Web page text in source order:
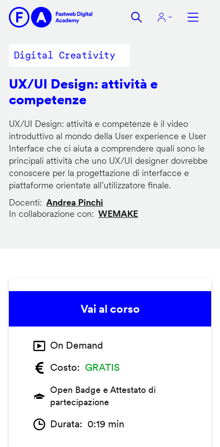
contenuto
Digital Creativity
UX/UI Design: attività e
competenze
UX/UI Design: attività e competenze è il video
introduttivo al mondo della User experience e User
Interface che ci aiuta a comprendere quali sono le
principali attività che uno UX/UI designer dovrebbe
conoscere per la progettazione di interfacce e
piattaforme orientate all’utilizzatore finale.
Docenti
Andrea Pinchi
In collaborazione con
WEMAKE
Vai al corso
On Demand
Costo
GRATIS
Open Badge e Attestato di
partecipazione
Durata 0:19 min